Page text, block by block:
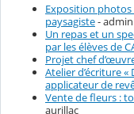
Exposition photos
paysagiste-
Un repas et un
par les élèves de
Projet chef
Atelier d’écriture
applicateur de
Vente de fleurs :
aurillac